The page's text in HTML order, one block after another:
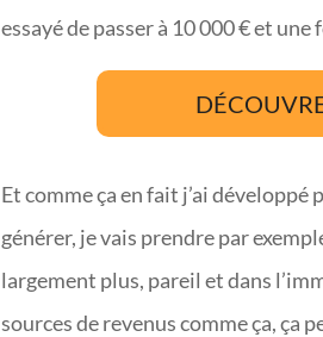
essayé de passer à 10 000 € et
Et comme ça en fait j’ai développé
générer, je vais prendre par
largement plus, pareil et dans
sources de revenus comme ça, ça